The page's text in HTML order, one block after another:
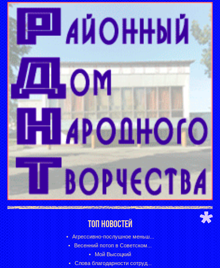
ТОП НОВОСТЕЙ
Агрессивно-послушное меньш...
Весенний потоп в Советском...
Мой Высоцкий
Слова благодарности сотруд...